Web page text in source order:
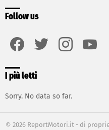
Follow us
I più letti
Sorry. No data so far.
© 2026 ReportMotori.it - di